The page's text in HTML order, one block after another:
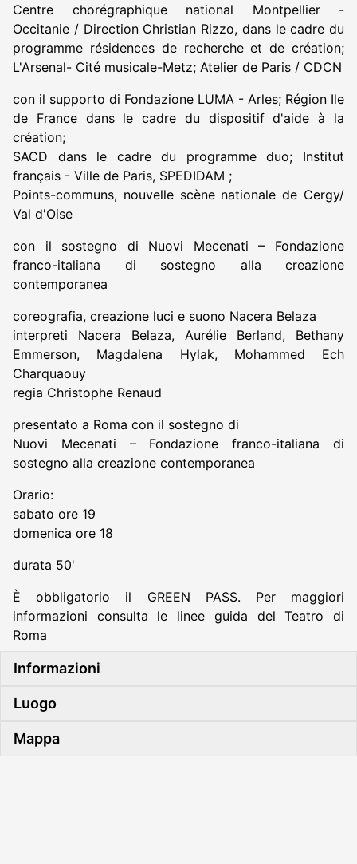
Centre chorégraphique national Montpellier -
Occitanie / Direction Christian Rizzo, dans le cadre du
programme résidences de recherche et de création;
L'Arsenal- Cité musicale-Metz; Atelier de Paris / CDCN
con il supporto di Fondazione LUMA - Arles; Région Ile
de France dans le cadre du dispositif d'aide à la
création;
SACD dans le cadre du programme duo; Institut
français - Ville de Paris, SPEDIDAM ;
Points-communs, nouvelle scène nationale de Cergy/
Val d'Oise
con il sostegno di Nuovi Mecenati – Fondazione
franco-italiana di sostegno alla creazione
contemporanea
coreografia, creazione luci e suono Nacera Belaza
interpreti Nacera Belaza, Aurélie Berland, Bethany
Emmerson, Magdalena Hylak, Mohammed Ech
Charquaouy
regia Christophe Renaud
presentato a Roma con il sostegno di
Nuovi Mecenati – Fondazione franco-italiana di
sostegno alla creazione contemporanea
Orario:
sabato ore 19
domenica ore 18
durata 50'
È obbligatorio il GREEN PASS. Per maggiori
informazioni consulta le linee guida del Teatro di
Roma
Informazioni
Luogo
Mappa